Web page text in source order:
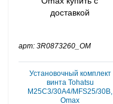
арт: 3R0873260_OM
Установочный комплект
винта Tohatsu
M25C3/30A4/MFS25/30B,
Omax